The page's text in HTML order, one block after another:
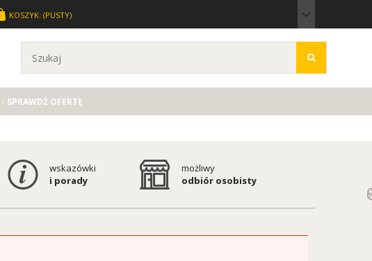
KOSZYK: (PUSTY)
SPRAWDŹ OFERTĘ
wskazówki
i porady
możliwy
odbiór osobisty